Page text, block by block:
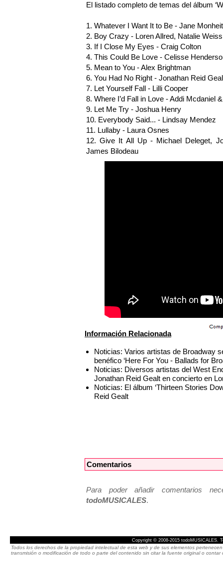
El listado completo de temas del álbum
1. Whatever I Want It to Be - Jane
2. Boy Crazy - Loren Allred, Natalie
3. If I Close My Eyes - Craig Colton
4. This Could Be Love - Celisse
5. Mean to You - Alex Brightman
6. You Had No Right - Jonathan Reid
7. Let Yourself Fall - Lilli Cooper
8. Where I’d Fall in Love - Addi Mcdaniel
9. Let Me Try - Joshua Henry
10. Everybody Said... - Lindsay Mendez
11. Lullaby - Laura Osnes
12. Give It All Up - Michael Deleget,
James Bilodeau
Información Relacionada
Noticias: Varios artistas de Broadway
benéfico ‘Here For You - Ballads for
Noticias: Diversos artistas del West
Jonathan Reid Gealt en concierto en
Noticias: El álbum ‘Thirteen Stories
Reid Gealt
Comentarios
Para poder añadir comentarios
todoMUSICALES.
Copyright © 2008-2015 todoMUSICALES.
Todos los derechos de la propiedad intelectual de esta web y de sus elementos
transmisión o modificación de todo o parte del contenido sin citar la fuente original o